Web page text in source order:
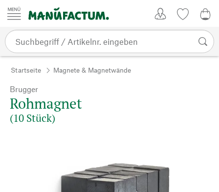
Zum Inhalt springen
Startseite Magnete & Magnetwände
Brugger
Rohmagnet
(10 Stück)